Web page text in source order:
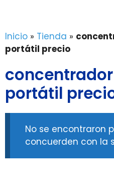
contenido
Inicio » Tienda »
portátil precio
portátil
No se encontraron
concuerden con la